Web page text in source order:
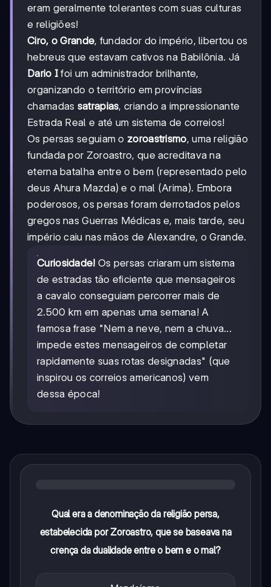
eram geralmente tolerantes com suas culturas
e religiões!
Ciro, o Grande, fundador do império, libertou os
hebreus que estavam cativos na Babilônia. Já
Dario I foi um administrador brilhante,
organizando o território em províncias
chamadas satrapias, criando a impressionante
Estrada Real e até um sistema de correios!
Os persas seguiam o zoroastrismo, uma religião
fundada por Zoroastro, que acreditava na
eterna batalha entre o bem (representado pelo
deus Ahura Mazda) e o mal (Arima). Embora
poderosos, os persas foram derrotados pelos
gregos nas Guerras Médicas e, mais tarde, seu
império caiu nas mãos de Alexandre, o Grande.
Curiosidade! Os persas criaram um sistema
de estradas tão eficiente que mensageiros
a cavalo conseguiam percorrer mais de
2.500 km em apenas uma semana! A
famosa frase "Nem a neve, nem a chuva...
impede estes mensageiros de completar
rapidamente suas rotas designadas" (que
inspirou os correios americanos) vem
dessa época!
Qual era a denominação da religião persa,
estabelecida por Zoroastro, que se baseava na
crença da dualidade entre o bem e o mal?